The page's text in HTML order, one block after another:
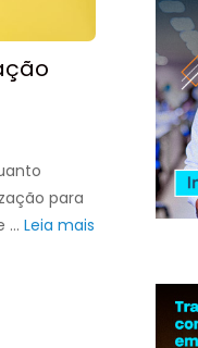
para
… Leia mais